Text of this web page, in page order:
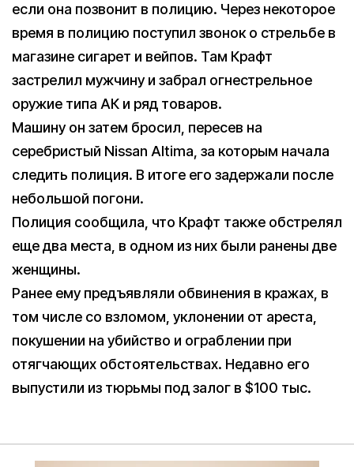
если она позвонит в полицию. Через некоторое
время в полицию поступил звонок о стрельбе в
магазине сигарет и вейпов. Там Крафт
застрелил мужчину и забрал огнестрельное
оружие типа АК и ряд товаров.
Машину он затем бросил, пересев на
серебристый Nissan Altima, за которым начала
следить полиция. В итоге его задержали после
небольшой погони.
Полиция сообщила, что Крафт также обстрелял
еще два места, в одном из них были ранены две
женщины.
Ранее ему предъявляли обвинения в кражах, в
том числе со взломом, уклонении от ареста,
покушении на убийство и ограблении при
отягчающих обстоятельствах. Недавно его
выпустили из тюрьмы под залог в $100 тыс.